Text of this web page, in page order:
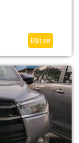
Đặt xe